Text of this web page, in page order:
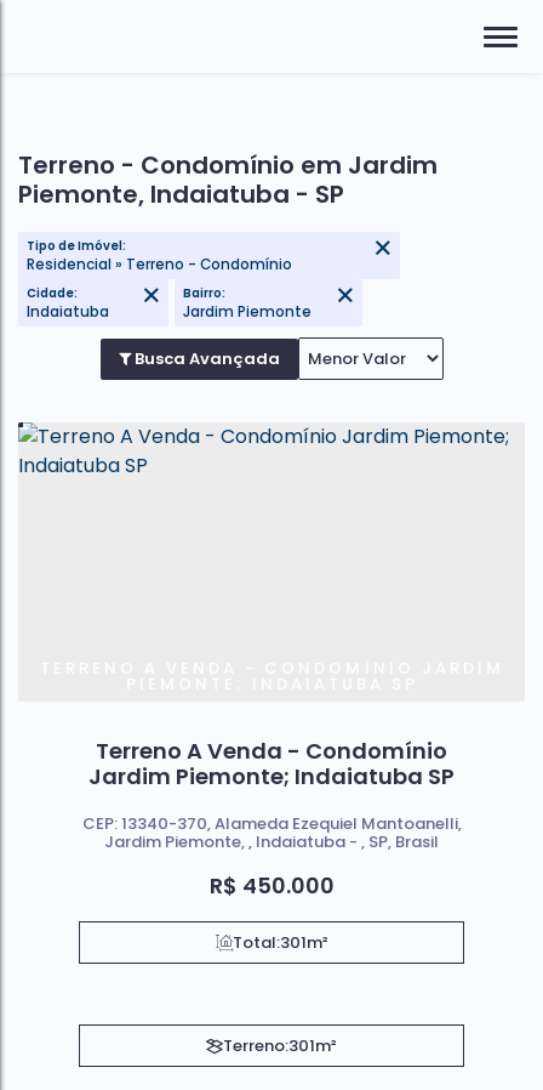
Terreno - Condomínio em Jardim
Piemonte, Indaiatuba - SP
Tipo de Imóvel:
Residencial » Terreno - Condomínio
Indaiatuba Jardim Piemonte
Busca Avançada
Terreno A Venda - Condomínio
Jardim Piemonte; Indaiatuba SP
R$ 450.000
CEP: 13340-370,Alameda Ezequiel Mantoanelli,
Jardim Piemonte , Indaiatuba , SP, Brasil
Total:301m²
Terreno:301m²